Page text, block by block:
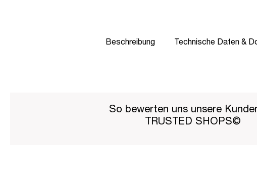
Beschreibung Technische Daten &
So bewerten uns unsere
TRUSTED SHOPS©